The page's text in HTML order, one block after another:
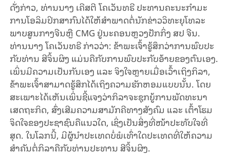
ດັ່ງ​ກ່າວ, ທ່ານ​ນາງ​ ເຄີ​ສ​ຕີ ໂຄ​ເວັນ​ທ​ຣີ ປະ​ທານ​ຄະ​ນະ​ກຳ​ມະ​
ການ​ໂອ​ລິມ​ປິກ​ສາ​ກົນ​ໄດ້​ໃຫ້​ສຳ​ພາດ​ຕໍ່​ນັກ​ຂ່າວ​ວິ​ທະ​ຍຸ​ໂທ​ລະ​
ພາບ​ສູນ​ກາງ​ຈີນ​ຫຼື CMG ຢູ່​ນະ​ຄອນ​ຫຼວງ​ປັກ​ກິ່ງ ສ​ປ ຈີນ.
ທ່ານ​ນາງ ​ໂຄ​ເວັນ​ທ​ຣີ ກ່າວ​ວ່າ: ຂ້າ​ພະ​ເຈົ້າ​ຮູ້​ສຶກວ່າ​ການ​ພົບ​ປະ​
ກັບ​ທ່ານ​ ສີ​ຈິ້ນ​ຜິງ ​ແມ່ນ​ຄື​ກັບ​ການ​ພົບ​ປະ​ກັບ​ອ້າຍ​ຂອງ​ຕົນ​ເອງ.
ເພິ່ນ​ມີ​ຄວາມ​ເປັນ​ກັນ​ເອງ ແລະ ຈິງ​ໃຈ​ຫຼາຍ​ເມື່ອ​ເວົ້າ​ເຖິງ​ກິ​ລາ, ​
ຂ້າ​ພະ​ເຈົ້າ​ສາ​ມາ​ດ​ຮູ້​ສຶກ​ໄດ້​ເຖິງ​ຄວາມ​ຮັກ​ຫອມ​ແບບ​ນັ້ນ. ໂດຍ​
ສະ​ເພາະ​ໄດ້​ເຫັນ​ເພິ່ນ​​ຊີ້​ແຈງ​ວ່າ​ກິ​ລາ​ຈະ​ຊຸກ​ຍູ້​ການ​ພັດ​ທະ​ນາ​
ເສດ​ຖະ​ກິດ​​, ສົ່ງ​ເສີມ​ຄວາມ​ສາ​ມັກ​ຄີ​ທາງ​ສັງ​ຄົມ ແລະ ເຕົ້າ​ໂຮມ​
ຈິດ​ໃຈ​ຂອງ​ປະ​ຊາ​ຊົນ​ຄື​ແນວ​ໃດ, ເຊິ່ງ​ເປັນ​ສິ່ງ​ທີ່​ໜ້າ​ປະ​ທັບ​ໃຈ​ທີ່​
ສຸດ. ໃນ​ໂລກ​ນີ້, ​ມີ​ຜູ້​ນຳ​ປະ​ເທດ​​ບໍ່​ພໍ​ເທົ່າ​ໃດ​ປະ​ເທດ​ທີ່​ໃຫ້​ຄວາມ​
ສຳ​ຄັນ​ຕໍ່​ກິ​ລາ​ຄື​ກັບທ່ານ​ປະ​ທານ ສີ​ຈິ້ນ​ຜິງ.